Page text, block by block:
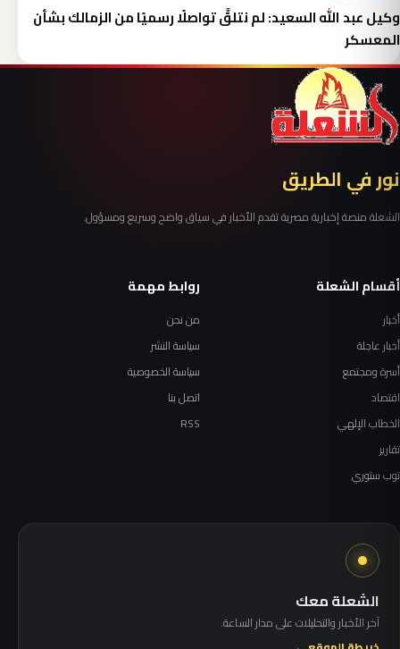
وكيل عبد الله السعيد: لم نتلقَّ تواصلًا رسميًا من الزمالك بشأن
المعسكر
نور في الطريق
الشعلة منصة إخبارية مصرية تقدم الأخبار في سياق واضح وسريع ومسؤول.
أقسام الشعلة
أخبار
أخبار عاجلة
أسرة ومجتمع
اقتصاد
الخطاب الإلهي
تقارير
توب ستوري
روابط مهمة
من نحن
سياسة النشر
سياسة الخصوصية
اتصل بنا
RSS
الشعلة معك
آخر الأخبار والتحليلات على مدار الساعة.